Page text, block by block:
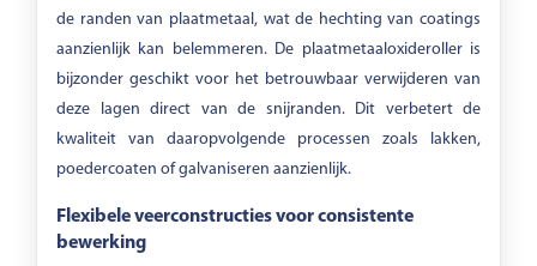
de randen van plaatmetaal, wat de hechting van coatings
aanzienlijk kan belemmeren. De plaatmetaaloxideroller is
bijzonder geschikt voor het betrouwbaar verwijderen van
deze lagen direct van de snijranden. Dit verbetert de
kwaliteit van daaropvolgende processen zoals lakken,
poedercoaten of galvaniseren aanzienlijk.
Flexibele veerconstructies voor consistente
bewerking